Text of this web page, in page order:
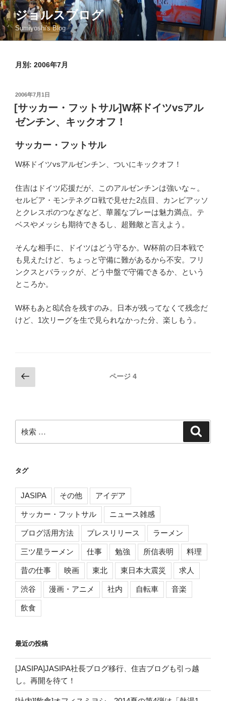
コ
ン
テ
ン
ジョルスブログ
Sumiyoshi's Blog
月別: 2006年7月
投
稿
日:
2006年7月1日
[サッカー・フットサル]W杯ドイツvsアル
ゼンチン、キックオフ！
サッカー・フットサル
W杯ドイツvsアルゼンチン、ついにキックオフ！
住吉はドイツ応援だが、このアルゼンチンは強いな～。
セルビア・モンテネグロ戦で見せた2点目、カンビアッソ
とクレスポのつなぎなど、華麗なプレーは魅力満点。テ
ベスやメッシも期待できるし、超難敵と言えよう。
そんな相手に、ドイツはどう守るか。W杯前の日本戦で
も見えたけど、ちょっと守備に難があるから不安。フリ
ンクスとバラックが、どう中盤で守備できるか、という
ところか。
W杯もあと8試合を残すのみ。日本が残ってなくて残念だ
けど、1次リーグを生で見られなかった分、楽しもう。
投
稿
ゲ
ー
ョ
ン
の
ジ
ページ 4
索:
タグ
JASIPA その他 アイデア
サッカー・フットサル ニュース雑感
ブログ活用方法 プレスリリース ラーメン
三ツ星ラーメン 仕事 勉強 所信表明 料理
昔の仕事 映画 東北 東日本大震災 求人
渋谷 漫画・アニメ 社内 自転車 音楽
飲食
最近の投稿
[JASIPA]JASIPA社長ブログ移行、住吉ブログも引っ越
し。再開を待て！